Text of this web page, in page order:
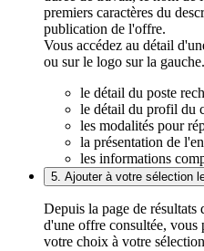
premiers caractères du
publication de l'offre.
Vous accédez au détail
ou sur le logo sur la
le détail du poste
le détail du profil du
les modalités pour
la présentation de
les informations
5. Ajouter à votre sélection
Depuis la page de résultats
d'une offre consultée, vous
votre choix à votre